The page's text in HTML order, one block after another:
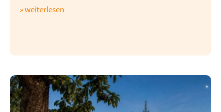
» weiterlesen